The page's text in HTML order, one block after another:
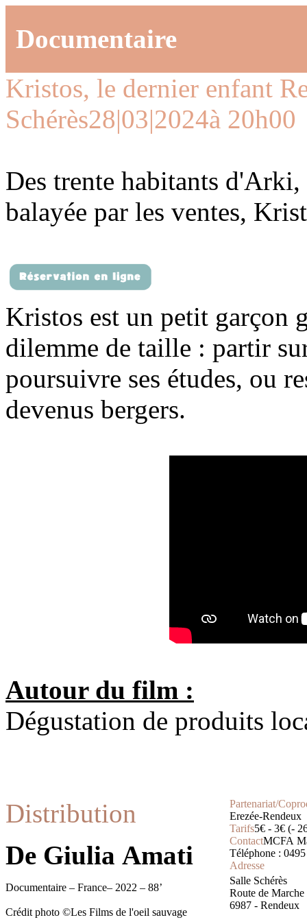
Documentaire
Kristos, le dernier enfant
Schérès28|03|2024à 20h00
Des trente habitants
balayée par les ventes,
Kristos est un petit garçon
dilemme de taille : partir
poursuivre ses études, ou
devenus bergers.
Autour du film :
Dégustation de produits
Distribution
De Giulia Amati
Documentaire – France– 2022 – 88’
Crédit photo ©Les Films de l'oeil sauvage
Partenariat/
Erezée-Rendeux
Tarifs5€ - 3€ (-
ContactMCFA
Téléphone :
Adresse
Salle Schérès
Route de Marche
6987 - Rendeux